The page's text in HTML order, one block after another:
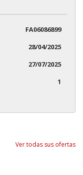
FA06086899
28/04/2025
27/07/2025
1
Ver todas sus ofertas